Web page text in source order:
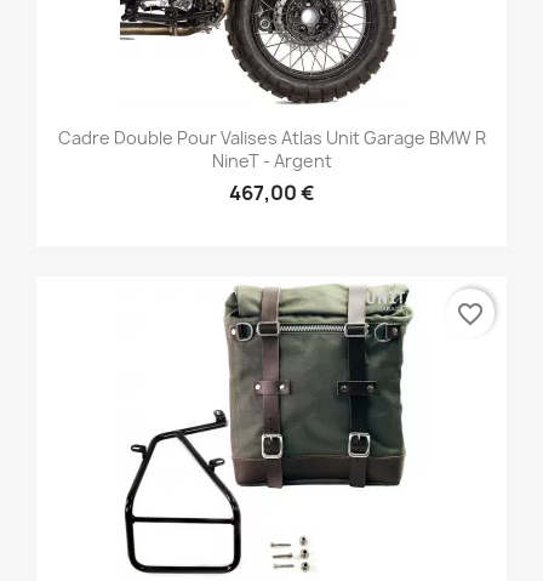
Cadre Double Pour Valises Atlas Unit Garage BMW R
NineT - Argent
467,00 €
favorite_border